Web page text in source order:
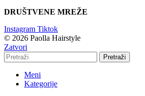
DRUŠTVENE MREŽE
Instagram Tiktok
© 2026 Paolla Hairstyle
Zatvori
Pretraži
Meni
Kategorije